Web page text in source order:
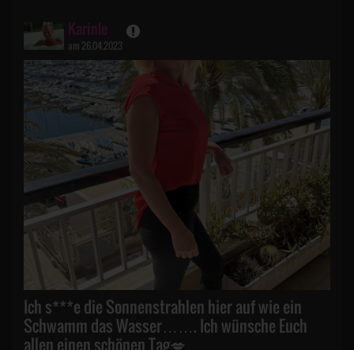
Karinle
am 26.04.2023
Ich s***e die Sonnenstrahlen hier auf wie ein
Schwamm das Wasser……. Ich wünsche Euch
allen einen schönen Tag💋